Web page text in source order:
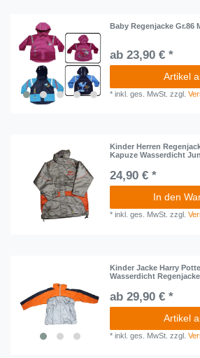
Baby Regenjacke Gr.86
ab 23,90 € *
Artikel
*inkl. ges. MwSt. zzgl.
Kinder Herren
Kapuze Wasserdicht
24,90 € *
In den
*inkl. ges. MwSt. zzgl.
Kinder Jacke Harry
Wasserdicht Regenjacke
ab 29,90 € *
Artikel
*inkl. ges. MwSt. zzgl.